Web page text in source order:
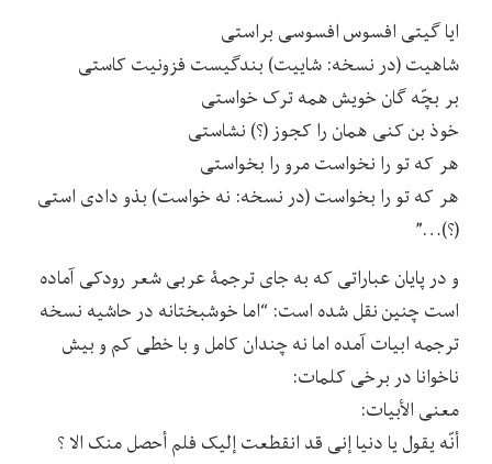
ایا گیتی افسوس افسوسی براستی
شاهیت (در نسخه: شاییت) بندگیست فزونیت کاستی
بر بچّه گان خویش همه ترک خواستی
خوذ بن کنی همان را کجوز (؟) نشاستی
هر که تو را نخواست مرو را بخواستی
هر که تو را بخواست (در نسخه: نه خواست) بذو دادی استی
(؟)…”
و در پایان عباراتی که به جای ترجمۀ عربی شعر رودکی آماده
است چنین نقل شده است: “اما خوشبختانه در حاشیه نسخه
ترجمه ابیات آمده اما نه چندان کامل و با خطی کم و بیش
ناخوانا در برخی کلمات:
معنی الأبیات:
أنّه یقول یا دنیا إنی قد انقطعت إلیک فلم أحصل منک الا ؟